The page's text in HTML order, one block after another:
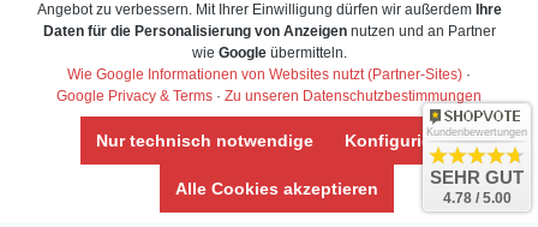
Angebot zu verbessern. Mit Ihrer Einwilligung dürfen wir außerdem Ihre
Daten für die Personalisierung von Anzeigennutzen und an Partner
wie Googleübermitteln.
Wie Google Informationen von Websites nutzt (Partner-Sites) ·
Google Privacy & Terms · Zu unseren Datenschutzbestimmungen
Nur technisch notwendige Konfigurieren
Alle Cookies akzeptieren
Kundenbewertungen
SEHR GUT
4.78 / 5.00